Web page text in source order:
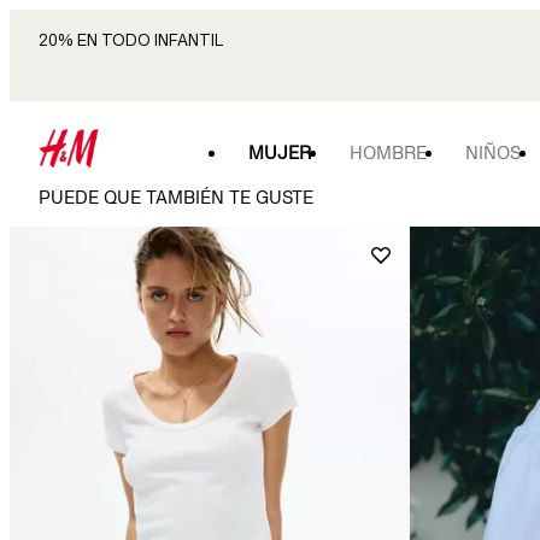
20% EN TODO INFANTIL
MUJER HOMBRE NIÑOS
PUEDE QUE TAMBIÉN TE GUSTE